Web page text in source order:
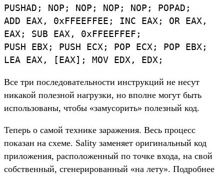
PUSHAD; NOP; NOP; NOP; NOP; POPAD;
ADD EAX, 0xFFEEFFEE; INC EAX; OR EAX,
EAX; SUB EAX, 0xFFEEFFEF;
PUSH EBX; PUSH ECX; POP ECX; POP EBX;
LEA EAX, [EAX]; MOV EDX, EDX;
Все три последовательности инструкций не несут
никакой полезной нагрузки, но вполне могут быть
использованы, чтобы «замусорить» полезный код.
Теперь о самой технике заражения. Весь процесс
показан на схеме. Sality заменяет оригинальный код
приложения, расположенный по точке входа, на свой
собственный, сгенерированный «на лету». Подробнее